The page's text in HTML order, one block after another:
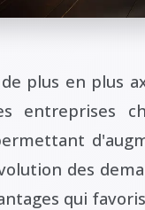
plus en plus
entreprises
des
qui